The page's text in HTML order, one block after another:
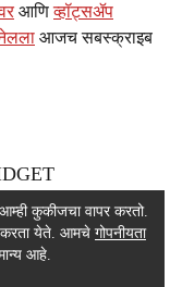
आणिव्हॉट्सॲप
आजच सबस्क्राइब
कुकीजचा वापर करतो.
करता येते. आमचे गोपनीयता
आहे.